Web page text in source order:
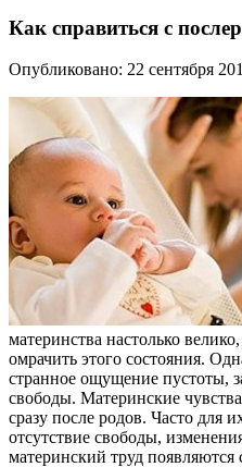
Как справиться с
Опубликовано: 22 сентября
материнства настолько
омрачить этого состояния.
странное ощущение пустоты,
свободы. Материнские
сразу после родов. Часто для
отсутствие свободы,
материнский труд появляются